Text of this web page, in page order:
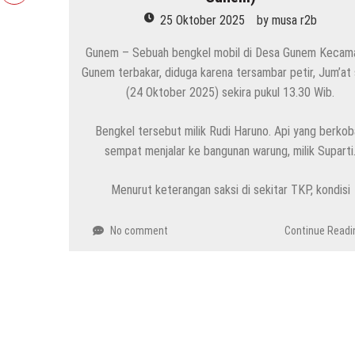
25 Oktober 2025 by musa r2b
Gunem – Sebuah bengkel mobil di Desa Gunem
Gunem terbakar, diduga karena tersambar petir, Jum’at
(24 Oktober 2025) sekira pukul 13.30 Wib.
Bengkel tersebut milik Rudi Haruno. Api yang
sempat menjalar ke bangunan warung, milik Suparti.
Menurut keterangan saksi di sekitar TKP, kondisi
No comment Continue